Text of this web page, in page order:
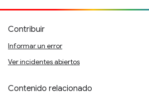
Contribuir
Informar un error
Ver incidentes abiertos
Contenido relacionado